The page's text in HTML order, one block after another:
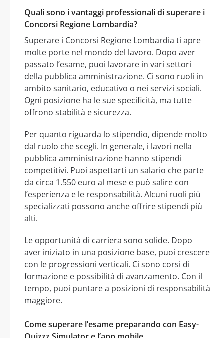
Quali sono i vantaggi professionali di superare i
Concorsi Regione Lombardia?
Superare i Concorsi Regione Lombardia ti apre
molte porte nel mondo del lavoro. Dopo aver
passato l’esame, puoi lavorare in vari settori
della pubblica amministrazione. Ci sono ruoli in
ambito sanitario, educativo o nei servizi sociali.
Ogni posizione ha le sue specificità, ma tutte
offrono stabilità e sicurezza.
Per quanto riguarda lo stipendio, dipende molto
dal ruolo che scegli. In generale, i lavori nella
pubblica amministrazione hanno stipendi
competitivi. Puoi aspettarti un salario che parte
da circa 1.550 euro al mese e può salire con
l’esperienza e le responsabilità. Alcuni ruoli più
specializzati possono anche offrire stipendi più
alti.
Le opportunità di carriera sono solide. Dopo
aver iniziato in una posizione base, puoi crescere
con le progressioni verticali. Ci sono corsi di
formazione e possibilità di avanzamento. Con il
tempo, puoi puntare a posizioni di responsabilità
maggiore.
Come superare l’esame preparando con Easy-